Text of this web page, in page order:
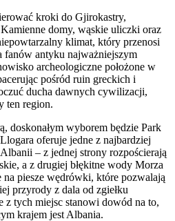
kroki do Gjirokastry,
domy, wąskie uliczki oraz
klimat, który przenosi
antyku najważniejszym
archeologiczne położone w
pośród ruin greckich i
ducha dawnych cywilizacji,
ten region.
doskonałym wyborem będzie Park
oferuje jedne z najbardziej
– z jednej strony rozpościerają
a z drugiej błękitne wody Morza
na piesze wędrówki, które pozwalają
przyrody z dala od zgiełku
z tych miejsc stanowi dowód na to,
krajem jest Albania.